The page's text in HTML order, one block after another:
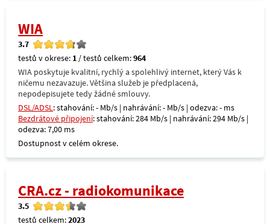
WIA
3.7
testů v okrese: 1 / testů celkem:964
WIA poskytuje kvalitní, rychlý a spolehlivý internet, který Vás k
ničemu nezavazuje. Většina služeb je předplacená,
nepodepisujete tedy žádné smlouvy.
DSL/ADSL: stahování: - Mb/s | nahrávání: - Mb/s | odezva: - ms
Bezdrátové připojení: stahování: 284 Mb/s | nahrávání: 294 Mb/s |
odezva: 7,00 ms
Dostupnost v celém okrese.
CRA.cz - radiokomunikace
3.5
testů celkem:2023